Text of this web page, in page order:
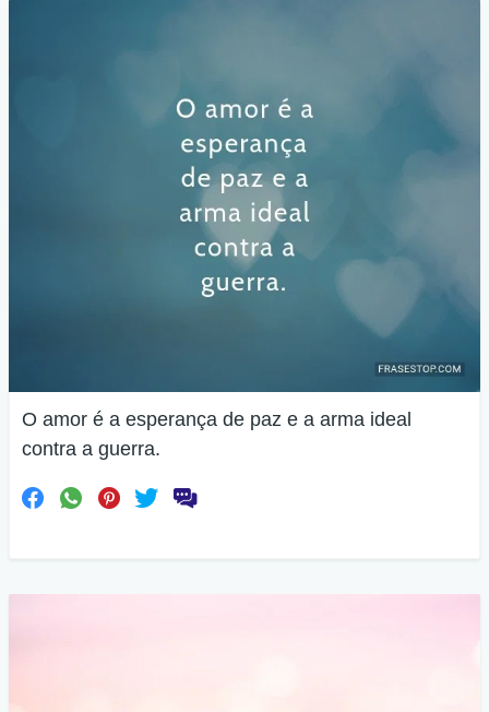
O amor é a esperança de paz e a arma ideal
contra a guerra.